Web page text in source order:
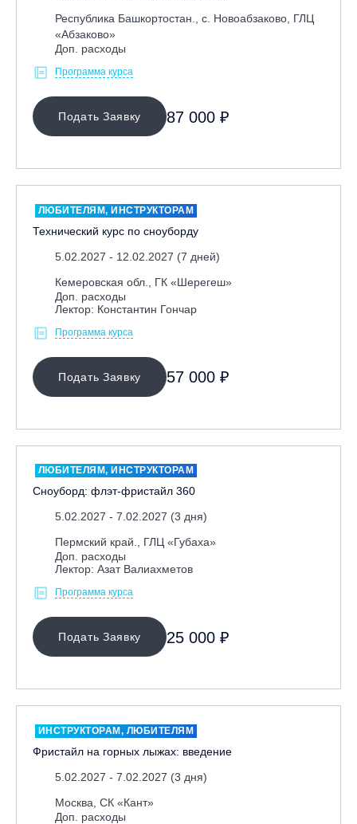
Республика Башкортостан., с. Новоабзаково, ГЛЦ
«Абзаково»
Доп. расходы
Программа курса
Подать Заявку 87 000 ₽
ЛЮБИТЕЛЯМ, ИНСТРУКТОРАМ
Технический курс по сноуборду
5.02.2027 - 12.02.2027 (7 дней)
Кемеровская обл., ГК «Шерегеш»
Доп. расходы
Лектор: Константин Гончар
Программа курса
Подать Заявку 57 000 ₽
ЛЮБИТЕЛЯМ, ИНСТРУКТОРАМ
Сноуборд: флэт-фристайл 360
5.02.2027 - 7.02.2027 (3 дня)
Пермский край., ГЛЦ «Губаха»
Доп. расходы
Лектор: Азат Валиахметов
Программа курса
Подать Заявку 25 000 ₽
ИНСТРУКТОРАМ, ЛЮБИТЕЛЯМ
Фристайл на горных лыжах: введение
5.02.2027 - 7.02.2027 (3 дня)
Москва, СК «Кант»
Доп. расходы